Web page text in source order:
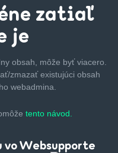
zatiaľ
je
obsah, môže byťviacero.
zmazaťexistujúci obsah
webadmina.
tento návod.
vo Websupporte